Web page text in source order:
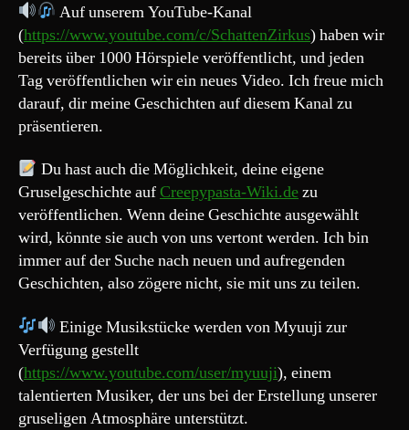
Auf unserem YouTube-Kanal
(https://www.youtube.com/c/SchattenZirkus) haben wir
bereits über 1000 Hörspiele veröffentlicht, und jeden
Tag veröffentlichen wir ein neues Video. Ich freue mich
darauf, dir meine Geschichten auf diesem Kanal zu
präsentieren.
Du hast auch die Möglichkeit, deine eigene
Gruselgeschichte aufCreepypasta-Wiki.dezu
veröffentlichen. Wenn deine Geschichte ausgewählt
wird, könnte sie auch von uns vertont werden. Ich bin
immer auf der Suche nach neuen und aufregenden
Geschichten, also zögere nicht, sie mit uns zu teilen.
Einige Musikstücke werden von Myuuji zur
Verfügung gestellt
(https://www.youtube.com/user/myuuji), einem
talentierten Musiker, der uns bei der Erstellung unserer
gruseligen Atmosphäre unterstützt.